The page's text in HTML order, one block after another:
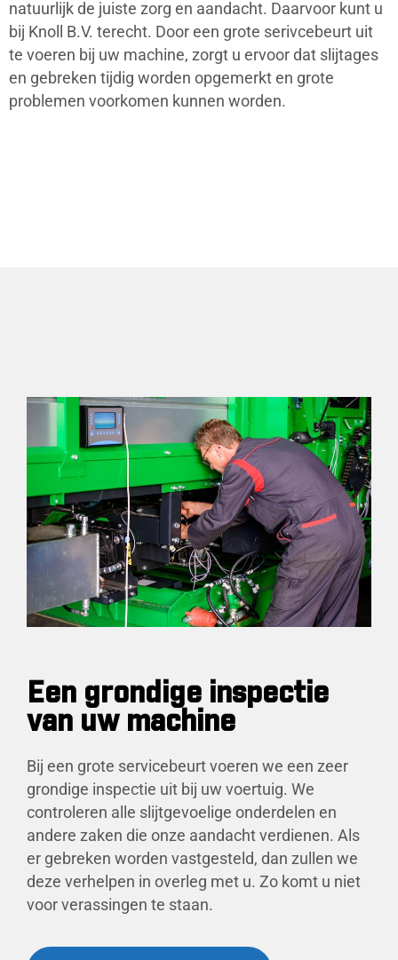
natuurlijk de juiste zorg en aandacht. Daarvoor kunt u
bij Knoll B.V. terecht. Door een grote serivcebeurt uit
te voeren bij uw machine, zorgt u ervoor dat slijtages
en gebreken tijdig worden opgemerkt en grote
problemen voorkomen kunnen worden.
Een grondige inspectie
van uw machine
Bij een grote servicebeurt voeren we een zeer
grondige inspectie uit bij uw voertuig. We
controleren alle slijtgevoelige onderdelen en
andere zaken die onze aandacht verdienen. Als
er gebreken worden vastgesteld, dan zullen we
deze verhelpen in overleg met u. Zo komt u niet
voor verassingen te staan.